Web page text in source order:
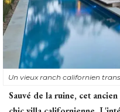
Un vieux ranch californien
Sauvé de la ruine, cet